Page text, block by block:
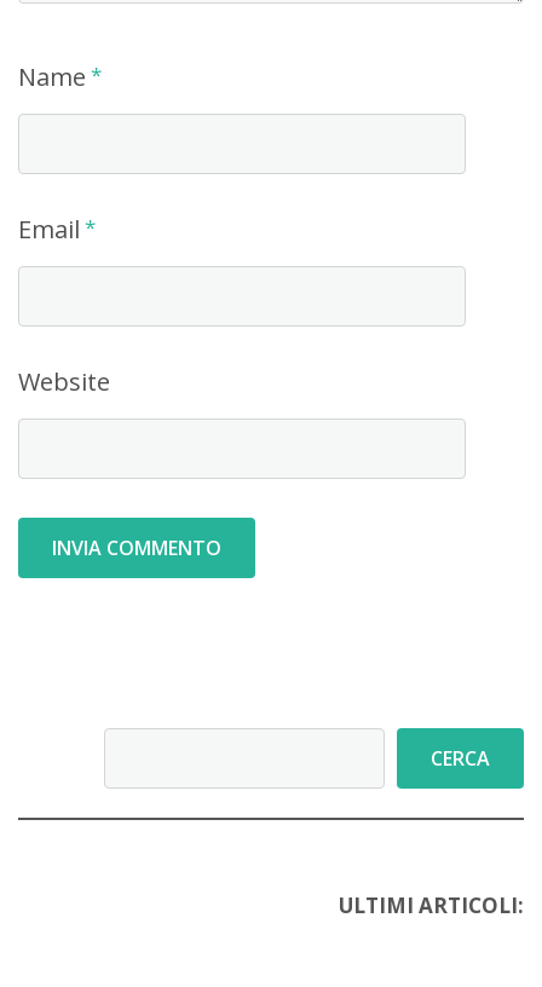
Name *
Email *
Website
CERCA
ULTIMI ARTICOLI: